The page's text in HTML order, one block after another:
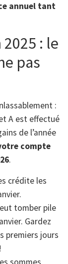
annuel tant
: le
pas
:
A est effectué
de l’année
compte
.
crédite les
tomber pile
Gardez
premiers jours